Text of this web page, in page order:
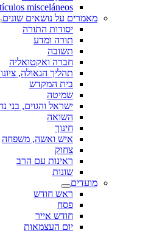
misceláneos
מאמרים על נושאים שונים
יסודות התורה
תורה ומדע
תשובה
חברה ואקטואליה
תהליך הגאולה,
בית המקדש
שמיטה
ישראל והגוים, בני
השואה
חינוך
איש ואשה, משפחה
צחוק
ראינות עם הרב
שונות
מועדים
ראש חודש
פסח
חודש אייר
יום העצמאות